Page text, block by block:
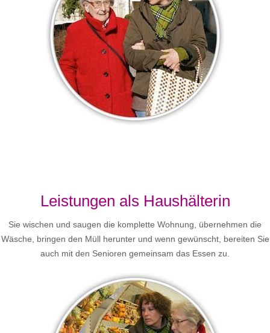
Leistungen als Haushälterin
Sie wischen und saugen die komplette Wohnung, übernehmen die
Wäsche, bringen den Müll herunter und wenn gewünscht, bereiten Sie
auch mit den Senioren gemeinsam das Essen zu.